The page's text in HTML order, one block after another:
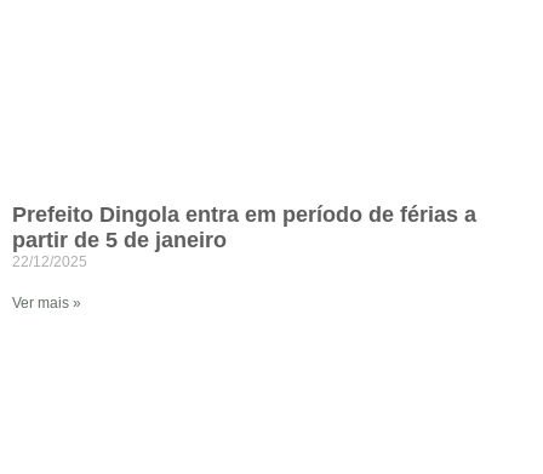
Prefeito Dingola entra em período de férias a
partir de 5 de janeiro
22/12/2025
Ver mais »